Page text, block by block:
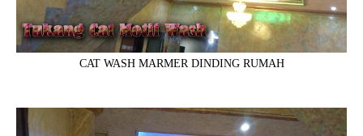
CAT WASH MARMER DINDING RUMAH